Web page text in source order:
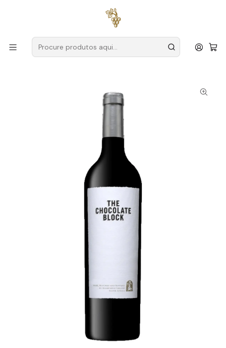
para encomendas a partir de
Produtores África do Sul
Boekenhoutskloof
The Chocolate Block Jeroboam África do Sul Swartland
Tinto 3L